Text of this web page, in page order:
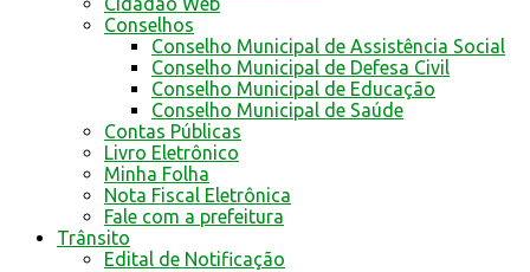
Conselhos
Conselho Municipal de Assistência Social
Conselho Municipal de Defesa Civil
Conselho Municipal de Educação
Conselho Municipal de Saúde
Contas Públicas
Livro Eletrônico
Minha Folha
Nota Fiscal Eletrônica
Fale com a prefeitura
Trânsito
Edital de Notificação